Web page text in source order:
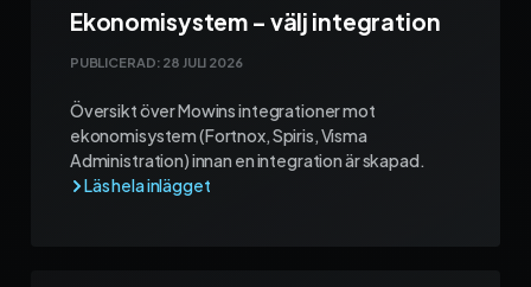
Ekonomisystem – välj integration
PUBLICERAD: 28 JULI 2026
Översikt över Mowins integrationer mot
ekonomisystem (Fortnox, Spiris, Visma
Administration) innan en integration är skapad.